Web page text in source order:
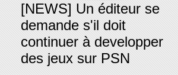
[NEWS] Un éditeur se
demande s'il doit
continuer à developper
des jeux sur PSN